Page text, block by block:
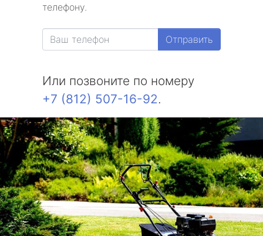
телефону.
Отправить
Или позвоните по номеру
+7 (812) 507-16-92.